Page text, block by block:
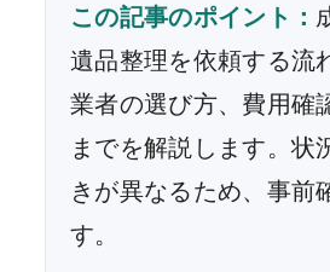
この記事のポイント：
遺品整理を依頼する流
業者の選び方、費用確
までを解説します。状
きが異なるため、事前
す。